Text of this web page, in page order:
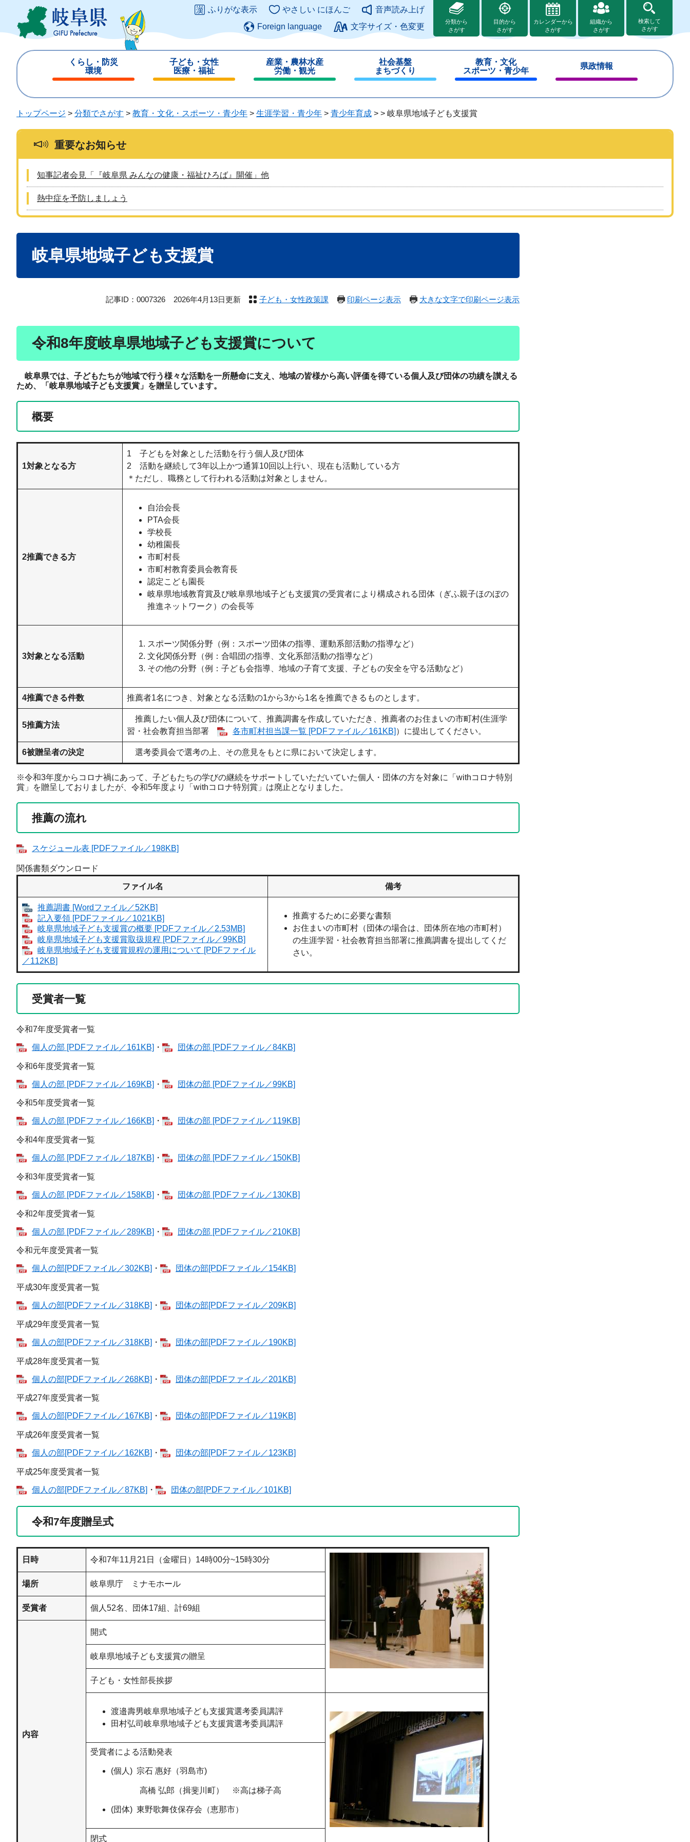
ジ
ュ
このページの本文へ
ふりがな表示 やさしい にほんご
音声読み上げ
Foreign language
文字サイズ・色変更
分類から
さがす
目的から
さがす
カレンダーから
さがす
組織から
さがす
検索して
さがす
くらし・防災
環境
じ
子ども・女性
医療・福祉
じ
る
産業・農林水産
労働・観光
じ
る
社会基盤
まちづくり
じ
る
教育・文化
スポーツ・青少年
じ
る
県政情報
じ
トップページ > 分類でさがす > 教育・文化・スポーツ・青少年 > 生涯学習・青少年 > 青少年育成 > > 岐阜県地域子ども支援賞
重要なお知らせ
知事記者会見「『岐阜県 みんなの健康・福祉ひろば』開催」他
熱中症を予防しましょう
岐阜県地域子ども支援賞
記事ID：0007326 2026年4月13日更新 子ども・女性政策課 印刷ページ表示 大きな文字で印刷ページ表示
令和8年度岐阜県地域子ども支援賞について
岐阜県では、子どもたちが地域で行う様々な活動を一所懸命に支え、地域の皆様から高い評価を得ている個人及び団体の功績を讃える
ため、「岐阜県地域子ども支援賞」を贈呈しています。
概要
1対象となる方
1 子どもを対象とした活動を行う個人及び団体
2 活動を継続して3年以上かつ通算10回以上行い、現在も活動している方
＊ただし、職務として行われる活動は対象としません。
2推薦できる方
自治会長
PTA会長
学校長
幼稚園長
市町村長
市町村教育委員会教育長
認定こども園長
岐阜県地域教育賞及び岐阜県地域子ども支援賞の受賞者により構成される団体（ぎふ親子ほのぼの
推進ネットワーク）の会長等
3対象となる活動
スポーツ関係分野（例：スポーツ団体の指導、運動系部活動の指導など）
文化関係分野（例：合唱団の指導、文化系部活動の指導など）
その他の分野（例：子ども会指導、地域の子育て支援、子どもの安全を守る活動など）
4推薦できる件数 推薦者1名につき、対象となる活動の1から3から1名を推薦できるものとします。
5推薦方法
推薦したい個人及び団体について、推薦調書を作成していただき、推薦者のお住まいの市町村(生涯学
習・社会教育担当部署
各市町村担当課一覧 [PDFファイル／161KB] ）に提出してください。
6被贈呈者の決定 選考委員会で選考の上、その意見をもとに県において決定します。
※令和3年度からコロナ禍にあって、子どもたちの学びの継続をサポートしていただいていた個人・団体の方を対象に「withコロナ特別
賞」を贈呈しておりましたが、令和5年度より「withコロナ特別賞」は廃止となりました。
推薦の流れ
スケジュール表 [PDFファイル／198KB]
関係書類ダウンロード
ファイル名 備考
推薦調書 [Wordファイル／52KB]
記入要領 [PDFファイル／1021KB]
岐阜県地域子ども支援賞の概要 [PDFファイル／2.53MB]
岐阜県地域子ども支援賞取扱規程 [PDFファイル／99KB]
岐阜県地域子ども支援賞規程の運用について [PDFファイル
／112KB]
推薦するために必要な書類
お住まいの市町村（団体の場合は、団体所在地の市町村）
の生涯学習・社会教育担当部署に推薦調書を提出してくだ
さい。
受賞者一覧
令和7年度受賞者一覧
個人の部 [PDFファイル／161KB] ・ 団体の部 [PDFファイル／84KB]
令和6年度受賞者一覧
個人の部 [PDFファイル／169KB] ・ 団体の部 [PDFファイル／99KB]
令和5年度受賞者一覧
個人の部 [PDFファイル／166KB] ・ 団体の部 [PDFファイル／119KB]
令和4年度受賞者一覧
個人の部 [PDFファイル／187KB] ・ 団体の部 [PDFファイル／150KB]
令和3年度受賞者一覧
個人の部 [PDFファイル／158KB] ・ 団体の部 [PDFファイル／130KB]
令和2年度受賞者一覧
個人の部 [PDFファイル／289KB] ・ 団体の部 [PDFファイル／210KB]
令和元年度受賞者一覧
個人の部[PDFファイル／302KB] ・ 団体の部[PDFファイル／154KB]
平成30年度受賞者一覧
個人の部[PDFファイル／318KB] ・ 団体の部[PDFファイル／209KB]
平成29年度受賞者一覧
個人の部[PDFファイル／318KB] ・ 団体の部[PDFファイル／190KB]
平成28年度受賞者一覧
個人の部[PDFファイル／268KB] ・ 団体の部[PDFファイル／201KB]
平成27年度受賞者一覧
個人の部[PDFファイル／167KB] ・ 団体の部[PDFファイル／119KB]
平成26年度受賞者一覧
個人の部[PDFファイル／162KB] ・ 団体の部[PDFファイル／123KB]
平成25年度受賞者一覧
個人の部[PDFファイル／87KB] ・ 団体の部[PDFファイル／101KB]
令和7年度贈呈式
日時 令和7年11月21日（金曜日）14時00分~15時30分
場所 岐阜県庁 ミナモホール
受賞者 個人52名、団体17組、計69組
内容
開式
岐阜県地域子ども支援賞の贈呈
子ども・女性部長挨拶
渡邉壽男岐阜県地域子ども支援賞選考委員講評
田村弘司岐阜県地域子ども支援賞選考委員講評
受賞者による活動発表
(個人) 宗石 惠好（羽島市)
高橋 弘郎（揖斐川町） ※高は梯子高
(団体) 東野歌舞伎保存会（恵那市）
閉式